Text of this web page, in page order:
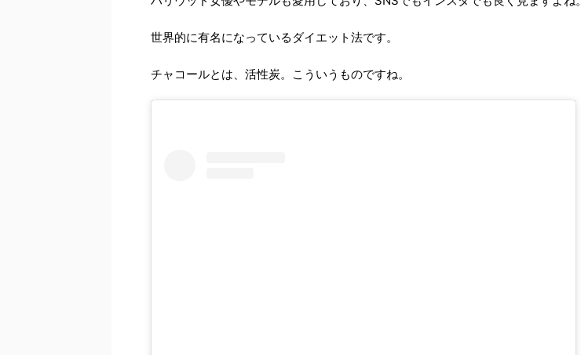
世界的に有名になっているダイエット法です。
チャコールとは、活性炭。こういうものですね。